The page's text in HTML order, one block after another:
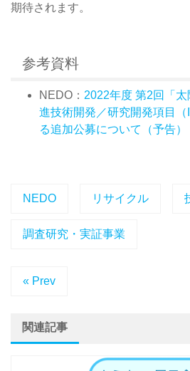
期待されます。
参考資料
NEDO： 2022年度 第2回「
進技術開発／研究開発項目
る追加公募について（予告）
NEDO リサイクル
調査研究・実証事業
« Prev
関連記事